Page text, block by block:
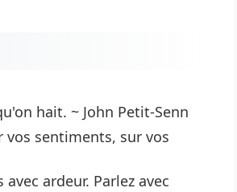
hait. ~ John Petit-Senn
vos sentiments, sur vos
ardeur. Parlez avec